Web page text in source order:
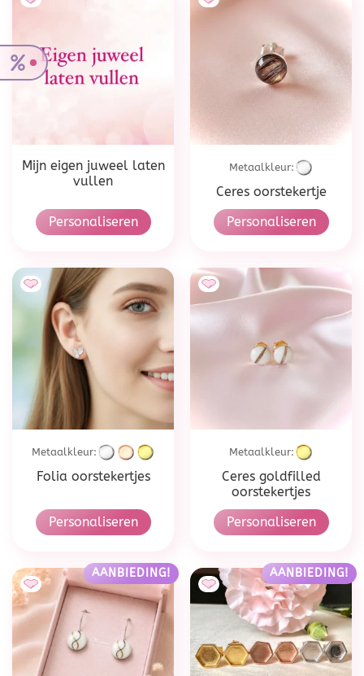
Mijn eigen juweel laten
vullen
Personaliseren
Metaalkleur:
Ceres oorstekertje
Personaliseren
Metaalkleur:
Folia oorstekertjes
Personaliseren
Metaalkleur:
Ceres goldfilled
oorstekertjes
Personaliseren
AANBIEDING! AANBIEDING!